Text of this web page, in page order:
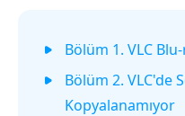
Bölüm 1. VLC
Bölüm 2. VLC'de
Kopyalanamıyor